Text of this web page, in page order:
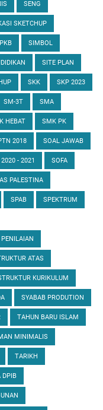
SENG
SKETCHUP
SIMBOL
SITE PLAN
SKK SKP 2023
SM-3T SMA
HEBAT SMK PK
2018 SOAL JAWAB
- 2021 SOFA
PALESTINA
SPAB SPEKTRUM
ATAS
KURIKULUM
SYABAB PRODUTION
TAHUN BARU ISLAM
MINIMALIS
TARIKH
DPIB